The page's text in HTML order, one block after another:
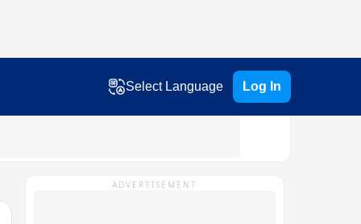
Select Language Log In
ADVERTISEMENT